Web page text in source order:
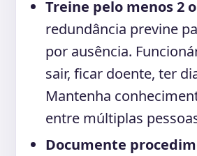
Treine pelo menos 2
redundância previne
por ausência.
sair, ficar doente, ter
Mantenha
entre múltiplas
Documente